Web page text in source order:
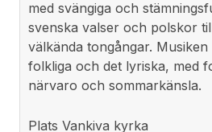
med svängiga och
svenska valser och polskor
välkända tongångar.
folkliga och det lyriska, med
närvaro och sommarkänsla.
Plats Vankiva kyrka